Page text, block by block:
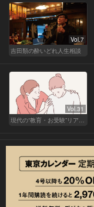
Vol.7
吉田類の酔いどれ人生相談
Vol.31